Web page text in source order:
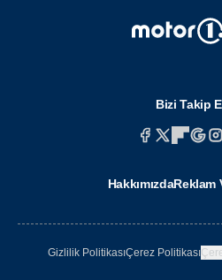
Bizi Takip
HakkımızdaReklam
Gizlilik PolitikasıÇerez Politikası